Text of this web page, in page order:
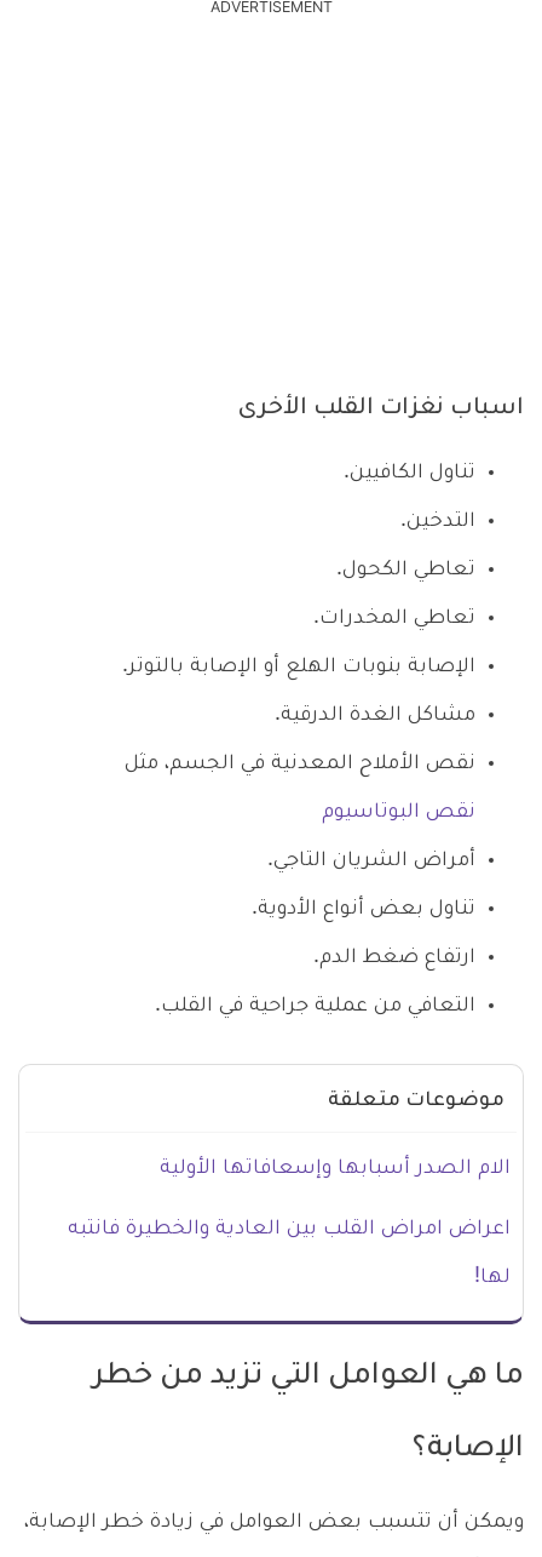
ADVERTISEMENT
اسباب نغزات القلب الأخرى
تناول الكافيين.
التدخين.
تعاطي الكحول.
تعاطي المخدرات.
الإصابة بنوبات الهلع أو الإصابة بالتوتر.
مشاكل الغدة الدرقية.
نقص الأملاح المعدنية في الجسم، مثل
نقص البوتاسيوم
أمراض الشريان التاجي.
تناول بعض أنواع الأدوية.
ارتفاع ضغط الدم.
التعافي من عملية جراحية في القلب.
موضوعات متعلقة
الام الصدر أسبابها وإسعافاتها الأولية
اعراض امراض القلب بين العادية والخطيرة فانتبه
لها!
ما هي العوامل التي تزيد من خطر
الإصابة؟
ويمكن أن تتسبب بعض العوامل في زيادة خطر الإصابة،